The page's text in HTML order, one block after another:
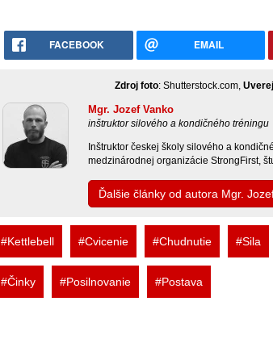
FACEBOOK EMAIL
Zdroj foto: Shutterstock.com,
Mgr. Jozef Vanko
inštruktor silového a kondičného tréningu
Inštruktor českej školy silového a
medzinárodnej organizácie StrongFirst,
Ďalšie články od autora Mgr.
#Kettlebell #Cvicenie #Chudnutie #Sila
#Činky #Posilnovanie #Postava